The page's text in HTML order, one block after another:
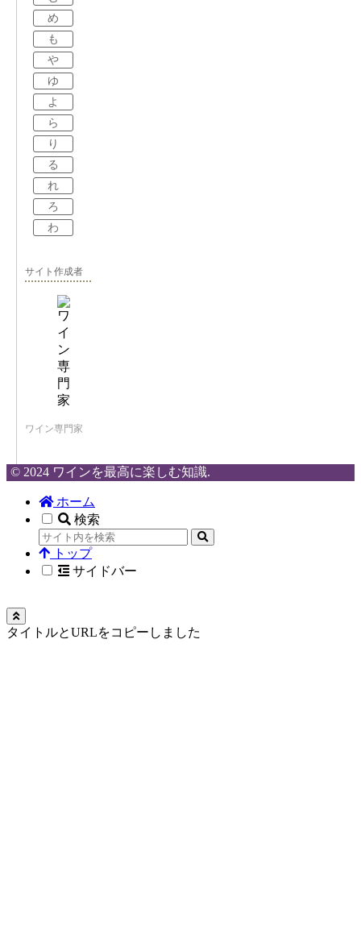
め
も
や
ゆ
よ
ら
り
る
れ
ろ
わ
サイト作成者
ワイン専門家
© 2024 ワインを最高に楽しむ知識.
ホーム
検索
トップ
サイドバー
タイトルとURLをコピーしました